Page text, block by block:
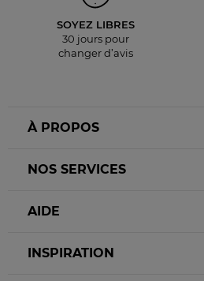
SOYEZ LIBRES
30 jours pour
changer d’avis
À PROPOS
NOS SERVICES
AIDE
INSPIRATION